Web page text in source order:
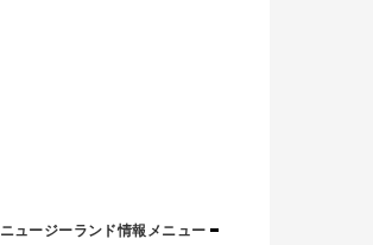
ニュージーランド情報メニュー